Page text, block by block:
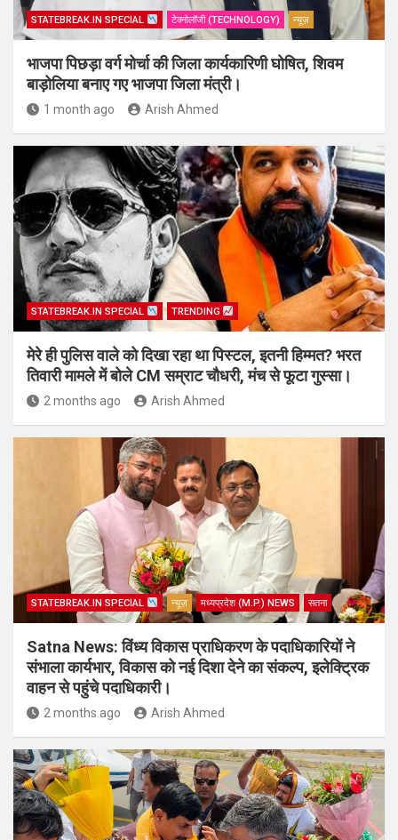
STATEBREAK.IN SPECIAL टेक्नोलॉजी (TECHNOLOGY) न्यूज़
भाजपा पिछड़ा वर्ग मोर्चा की जिला कार्यकारिणी घोषित, शिवम
बाड़ोलिया बनाए गए भाजपा जिला मंत्री।
1 month ago Arish Ahmed
STATEBREAK.IN SPECIAL TRENDING
मेरे ही पुलिस वाले को दिखा रहा था पिस्टल, इतनी हिम्मत? भरत
तिवारी मामले में बोले CM सम्राट चौधरी, मंच से फूटा गुस्सा।
2 months ago Arish Ahmed
STATEBREAK.IN SPECIAL न्यूज़ मध्यप्रदेश (M.P.) NEWS सतना
Satna News: विंध्य विकास प्राधिकरण के पदाधिकारियों ने
संभाला कार्यभार, विकास को नई दिशा देने का संकल्प, इलेक्ट्रिक
वाहन से पहुंचे पदाधिकारी।
2 months ago Arish Ahmed